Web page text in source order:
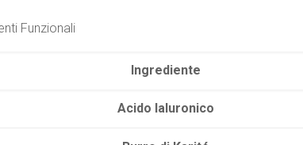
Funzionali
Ingrediente
Acido Ialuronico